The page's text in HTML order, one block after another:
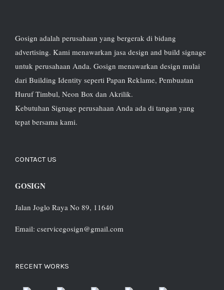
Gosign adalah perusahaan yang bergerak di bidang
advertising. Kami menawarkan jasa design and build signage
untuk perusahaan Anda. Gosign menawarkan design mulai
dari Building Identity seperti Papan Reklame, Pembuatan
Huruf Timbul, Neon Box dan Akrilik.
Kebutuhan Signage perusahaan Anda ada di tangan yang
tepat bersama kami.
CONTACT US
GOSIGN
Jalan Joglo Raya No 89, 11640
Email: cservicegosign@gmail.com
RECENT WORKS